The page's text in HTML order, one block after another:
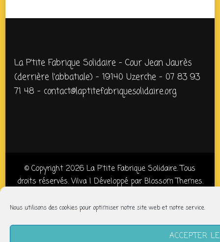
Nous utilisons des cookies pour optimiser notre site web et notre service.
ACCEPTER
La P’tite Fabrique Solidaire – Cour Jean Jaurès
(derrière l’abbatiale) – 19140 Uzerche – 07 83 93
71 48 – contact@laptitefabriquesolidaire.org
© Copyright 2026 La P'tite Fabrique Solidaire. Tous
droits réservés.Vilva | Développé par Blossom Themes.